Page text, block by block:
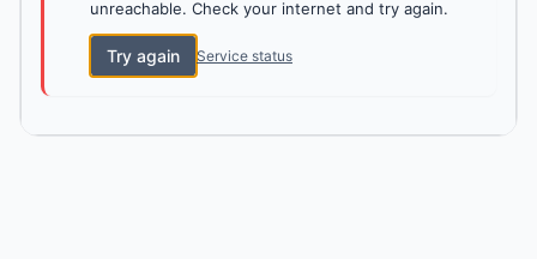
unreachable. Check your internet and try again.
Try again Service status